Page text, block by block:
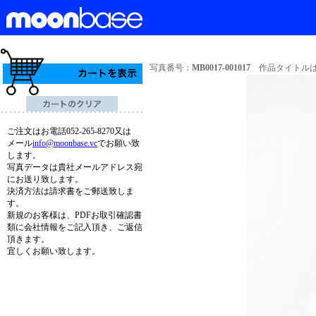
ご注文はお電話052-265-8270又は
メールinfo@moonbase.vcでお願い致
します。
写真データは貴社メールアドレス宛
にお送り致します。
決済方法は請求書をご郵送致しま
す。
新規のお客様は、PDFお取引確認書
類に会社情報をご記入頂き、ご返信
頂きます。
宜しくお願い致します。
写真番号： MB0017-001017 作品タイトル